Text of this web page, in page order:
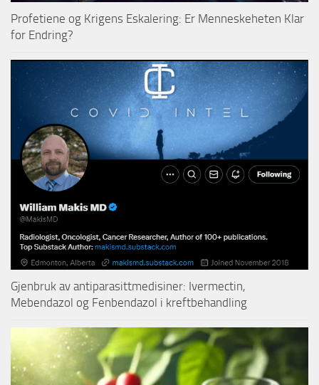
Profetiene og Krigens Eskalering: Er Menneskeheten Klar
for Endring?
Gjenbruk av antiparasittmedisiner: Ivermectin,
Mebendazol og Fenbendazol i kreftbehandling